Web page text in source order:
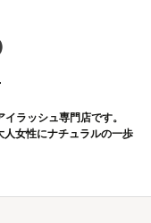
ラッシュ専門店です。
女性にナチュラルの一歩